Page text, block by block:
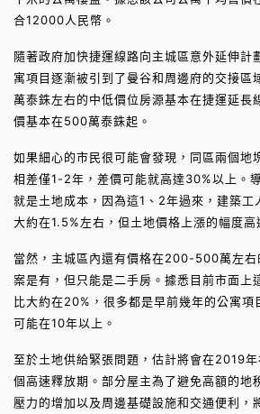
合12000人民幣。
隨著政府加快捷運線路向主城區意外延伸計
寓項目逐漸被引到了曼谷和周邊府的交接
萬泰銖左右的中低價位房源基本在捷運延長
價基本在500萬泰銖起。
如果細心的市民很可能會發現，同區兩個地
相差僅1-2年，差價可能就高達30%以上。
就是土地成本，因為這1、2年過來，建築工
大約在1.5%左右，但土地價格上漲的幅度高
當然，主城區內還有價格在200-500萬左右
案是有，但只能是二手房。據悉目前市面上
比大約在20%，很多都是早前幾年的公寓項
可能在10年以上。
至於土地供給緊張問題，估計將會在2019
個高速釋放期。部分屋主為了避免高額的地
壓力的增加以及周邊基礎設施和交通便利，